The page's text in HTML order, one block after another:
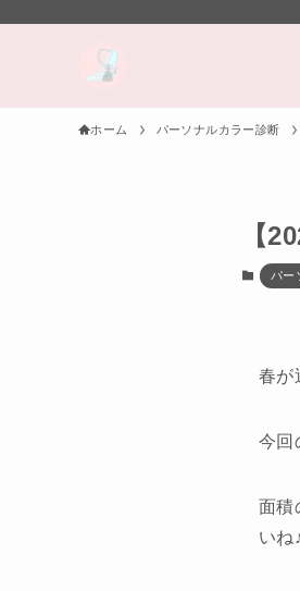
ホーム パーソナルカラー診断
【
パー
春が
今回
面積
いね